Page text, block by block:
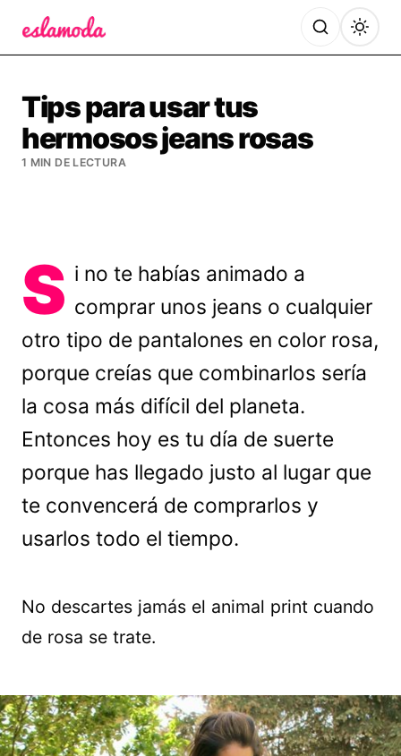
Tips para usar tus
hermosos jeans rosas
1 MIN DE LECTURA
S i no te habías animado a
comprar unos jeans o cualquier
otro tipo de pantalones en color rosa,
porque creías que combinarlos sería
la cosa más difícil del planeta.
Entonces hoy es tu día de suerte
porque has llegado justo al lugar que
te convencerá de comprarlos y
usarlos todo el tiempo.
No descartes jamás el animal print cuando
de rosa se trate.